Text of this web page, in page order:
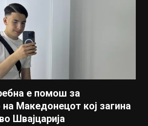
е помош за
на Македонецот кој загина
Швајцарија